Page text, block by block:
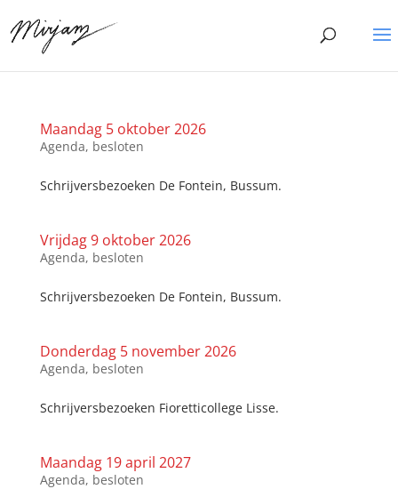
Maandag 5 oktober 2026
Agenda, besloten
Schrijversbezoeken De Fontein, Bussum.
Vrijdag 9 oktober 2026
Agenda, besloten
Schrijversbezoeken De Fontein, Bussum.
Donderdag 5 november 2026
Agenda, besloten
Schrijversbezoeken Fioretticollege Lisse.
Maandag 19 april 2027
Agenda, besloten